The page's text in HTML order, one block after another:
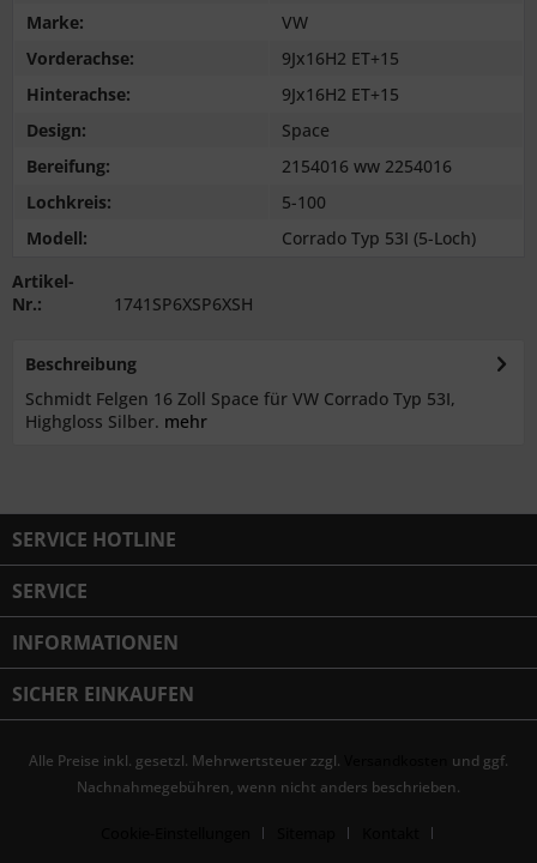
Marke:
VW
Vorderachse:
9Jx16H2 ET+15
Hinterachse:
9Jx16H2 ET+15
Design:
Space
Bereifung:
2154016 ww 2254016
Lochkreis:
5-100
Modell:
Corrado Typ 53I (5-Loch)
Artikel-
Nr.:
1741SP6XSP6XSH
Beschreibung
Schmidt Felgen 16 Zoll Space für VW Corrado Typ 53I,
Highgloss Silber. mehr
SERVICE HOTLINE
SERVICE
INFORMATIONEN
SICHER EINKAUFEN
Alle Preise inkl. gesetzl. Mehrwertsteuer zzgl.
und ggf.
Nachnahmegebühren, wenn nicht anders beschrieben.